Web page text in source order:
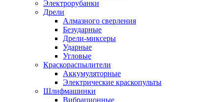
Электрорубанки
Дрели
Алмазного сверления
Безударные
Дрели-миксеры
Ударные
Угловые
Краскораспылители
Аккумуляторные
Электрические краскопульты
Шлифмашинки
Вибрационные